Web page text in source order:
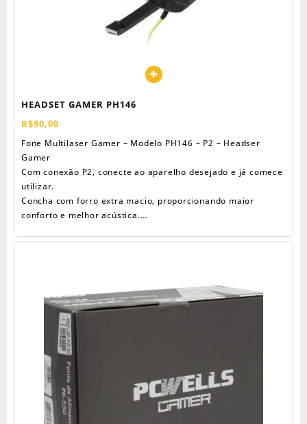
HEADSET GAMER PH146
R$90,00
Fone Multilaser Gamer – Modelo PH146 – P2 – Headser
Gamer
Com conexão P2, conecte ao aparelho desejado e já comece
utilizar.
Concha com forro extra macio, proporcionando maior
conforto e melhor acústica.
posição com o microfone flexível.